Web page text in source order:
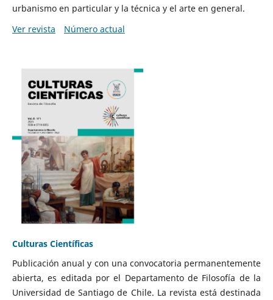
urbanismo en particular y la técnica y el arte en general.
Ver revista
Número actual
Culturas Científicas
Publicación anual y con una convocatoria permanentemente
abierta, es editada por el Departamento de Filosofía de la
Universidad de Santiago de Chile. La revista está destinada